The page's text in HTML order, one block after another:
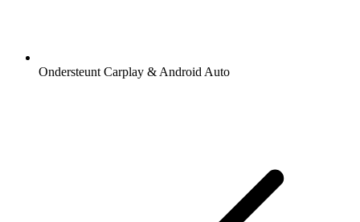
Ondersteunt Carplay & Android Auto